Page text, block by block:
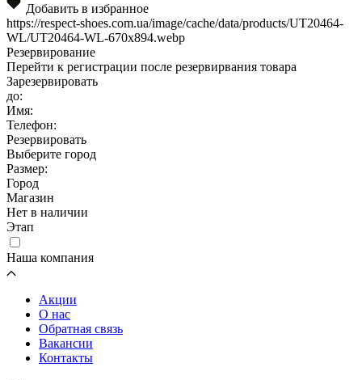
Добавить в избранное
https://respect-shoes.com.ua/image/cache/data/products/UT20464-
WL/UT20464-WL-670x894.webp
Резервирование
Перейти к регистрации после резервирвания товара
Зарезервировать
до:
Имя:
Телефон:
Резервировать
Выберите город
Размер:
Город
Магазин
Нет в наличии
Этап
Наша компания
Акции
О нас
Обратная связь
Вакансии
Контакты